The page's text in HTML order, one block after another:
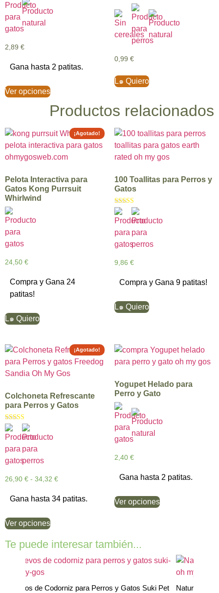
2,89 €
Gana hasta 2 patitas.
Ver opciones
0,99 €
L๑ Quiero
Productos relacionados
Pelota Interactiva para
Gatos Kong Purrsuit
Whirlwind
24,50 €
Compra y Gana 24
patitas!
L๑ Quiero
¡Agotado!
100 Toallitas para Perros y
Gatos
Valorado con
5.00
de 5
9,86 €
Compra y Gana 9 patitas!
L๑ Quiero
Colchoneta Refrescante
para Perros y Gatos
Valorado con
5.00
de 5
26,90 € - 34,32 €
Gana hasta 34 patitas.
Ver opciones
¡Agotado!
Yogupet Helado para
Perro y Gato
2,40 €
Gana hasta 2 patitas.
Ver opciones
Te puede interesar también...
Huevos de Codorniz para Perros y Gatos Suki Pet
Natural